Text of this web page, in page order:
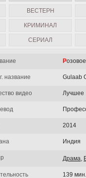
название Gulaab
видео Лучшее
2014
Индия
Драма,
139 мин.
ВЕСТЕРН
КРИМИНАЛ
СЕРИАЛ